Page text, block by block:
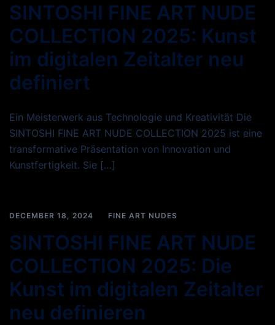
SINTOSHI FINE ART NUDE
COLLECTION 2025: Kunst
im digitalen Zeitalter neu
definiert
Ein Meisterwerk aus Technologie und Kreativität Die
SINTOSHI FINE ART NUDE COLLECTION 2025 ist eine
transformative Präsentation von Innovation und
Kunstfertigkeit. Sie […]
DECEMBER 18, 2024 FINE ART NUDES
SINTOSHI FINE ART NUDE
COLLECTION 2025: Die
Kunst im digitalen Zeitalter
neu definieren